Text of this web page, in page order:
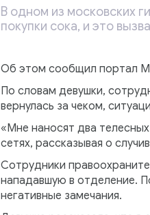
В одном из московских
покупки сока, и это
Об этом сообщил портал
По словам девушки,
вернулась за чеком,
«Мне наносят два
сетях, рассказывая о
Сотрудники
нападавшую в отделение.
негативные замечания.